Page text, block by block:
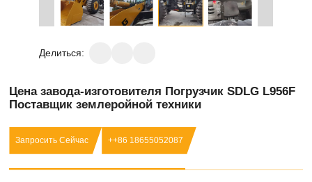
Делиться:
Цена завода-изготовителя Погрузчик SDLG L956F
Поставщик землеройной техники
Запросить Сейчас ++86 18655052087